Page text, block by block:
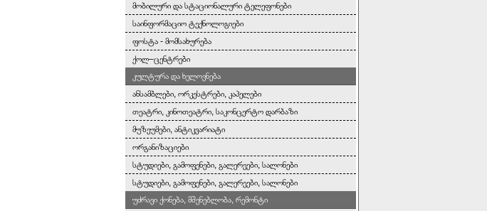
მობილური და სტაციონალური ტელეფონები
საინფორმაციო ტექნოლოგიები
ფოსტა - მომსახურება
ქოლ–ცენტრები
კულტურა და ხელოვნება
ანსამბლები, ორკესტრები, კაპელები
თეატრი, კინოთეატრი, საკონცერტო დარბაზი
მუზეუმები, ანტიკვარიატი
ორგანიზაციები
სტუდიები, გამოფენები, გალერეები, სალონები
სტუდიები, გამოფენები, გალერეები, სალონები
უძრავი ქონება, მშენებლობა, რემონტი